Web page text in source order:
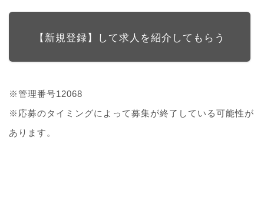
【新規登録】して求人を紹介してもらう
※管理番号12068
※応募のタイミングによって募集が終了している可能性が
あります。